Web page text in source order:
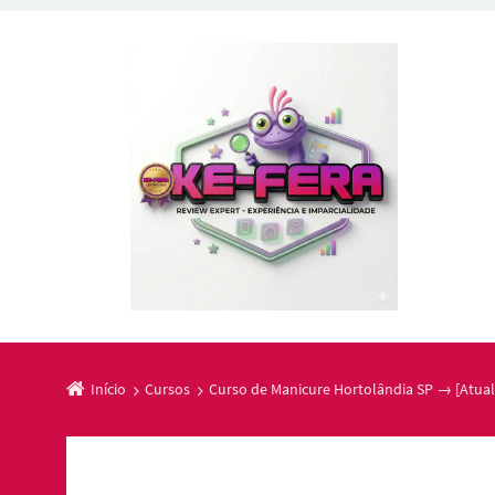
Início Cursos Curso de Manicure Hortolândia SP →